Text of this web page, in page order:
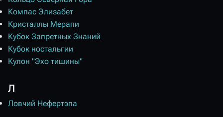
Компас Элизабет
Кристаллы Мерапи
Кубок Запретных Знаний
Кубок ностальгии
Кулон "Эхо тишины"
Л
Ловчий Нефертэпа